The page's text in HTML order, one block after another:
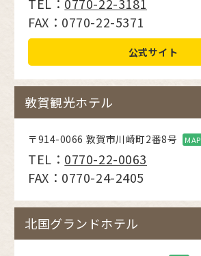
FAX：0770-22-5371
公式サイト
敦賀観光ホテル
〒914-0066 敦賀市川崎町2番8号 MAP
TEL： 0770-22-0063
FAX：0770-24-2405
北国グランドホテル